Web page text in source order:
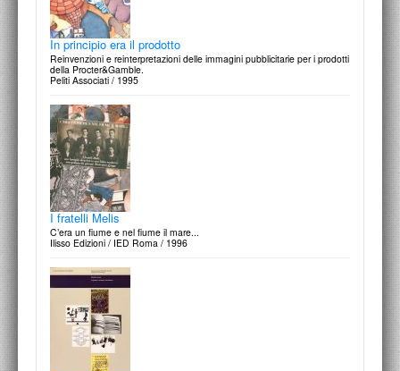
In principio era il prodotto
Reinvenzioni e reinterpretazioni delle immagini pubblicitarie per i prodotti
della Procter&Gamble.
Peliti Associati / 1995
I fratelli Melis
C’era un fiume e nel fiume il mare...
Ilisso Edizioni / IED Roma / 1996